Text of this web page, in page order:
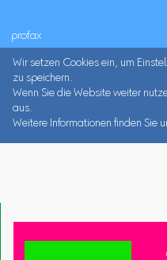
profax
Wir setzen Cookies ein, um
zu speichern.
Wenn Sie die Website weiter
aus.
Weitere Informationen finden Sie